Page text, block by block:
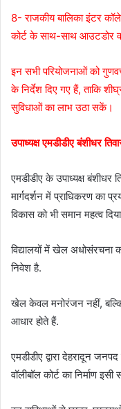
8- राजकीय बालिका इंटर
कोर्ट के साथ-साथ आउटडोर
इन सभी परियोजनाओं को
के निर्देश दिए गए हैं, ताकि
सुविधाओं का लाभ उठा सकें।
उपाध्यक्ष एमडीडीए बंशीधर
एमडीडीए के उपाध्यक्ष बंशीधर
मार्गदर्शन में प्राधिकरण का
विकास को भी समान महत्व
विद्यालयों में खेल अधोसंरचना
निवेश है.
खेल केवल मनोरंजन नहीं,
आधार होते हैं.
एमडीडीए द्वारा देहरादून
वॉलीबॉल कोर्ट का निर्माण